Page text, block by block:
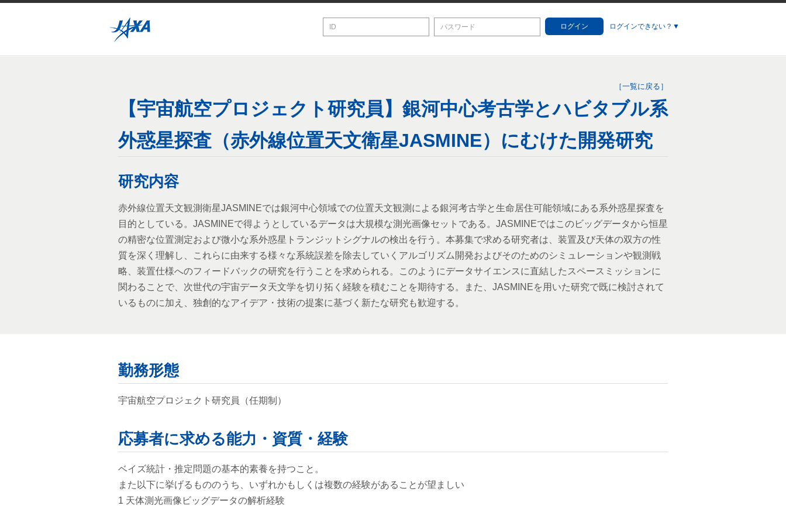
ログイン ログインできない？▼
［一覧に戻る］
【宇宙航空プロジェクト研究員】銀河中心考古学とハビタブル系
外惑星探査（赤外線位置天文衛星JASMINE）にむけた開発研究
研究内容
赤外線位置天文観測衛星JASMINEでは銀河中心領域での位置天文観測による銀河考古学と生命居住可能領域にある系外惑星探査を
目的としている。JASMINEで得ようとしているデータは大規模な測光画像セットである。JASMINEではこのビッグデータから恒星
の精密な位置測定および微小な系外惑星トランジットシグナルの検出を行う。本募集で求める研究者は、装置及び天体の双方の性
質を深く理解し、これらに由来する様々な系統誤差を除去していくアルゴリズム開発およびそのためのシミュレーションや観測戦
略、装置仕様へのフィードバックの研究を行うことを求められる。このようにデータサイエンスに直結したスペースミッションに
関わることで、次世代の宇宙データ天文学を切り拓く経験を積むことを期待する。また、JASMINEを用いた研究で既に検討されて
いるものに加え、独創的なアイデア・技術の提案に基づく新たな研究も歓迎する。
勤務形態
宇宙航空プロジェクト研究員（任期制）
応募者に求める能力・資質・経験
ベイズ統計・推定問題の基本的素養を持つこと。
また以下に挙げるもののうち、いずれかもしくは複数の経験があることが望ましい
1 天体測光画像ビッグデータの解析経験